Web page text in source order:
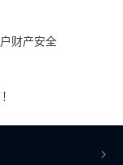
财产安全